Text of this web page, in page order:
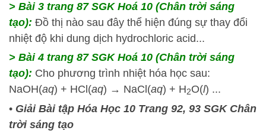
> Bài 3 trang 87 SGK Hoá 10 (Chân trời sáng
tạo): Đồ thị nào sau đây thể hiện đúng sự thay đổi
nhiệt độ khi dung dịch hydrochloric acid...
> Bài 4 trang 87 SGK Hoá 10 (Chân trời sáng
tạo): Cho phương trình nhiệt hóa học sau:
NaOH(aq) + HCl(aq) → NaCl(aq) + H2O(l) ...
• Giải Bài tập Hóa Học 10 Trang 92, 93 SGK Chân
trời sáng tạo